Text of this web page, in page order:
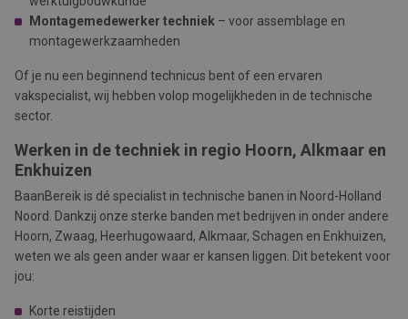
Montagemedewerker techniek – voor assemblage en
montagewerkzaamheden
Of je nu een beginnend technicus bent of een ervaren
vakspecialist, wij hebben volop mogelijkheden in de technische
sector.
Werken in de techniek in regio Hoorn, Alkmaar en
Enkhuizen
BaanBereik is dé specialist in technische banen in Noord-Holland
Noord. Dankzij onze sterke banden met bedrijven in onder andere
Hoorn, Zwaag, Heerhugowaard, Alkmaar, Schagen en Enkhuizen,
weten we als geen ander waar er kansen liggen. Dit betekent voor
jou:
Korte reistijden